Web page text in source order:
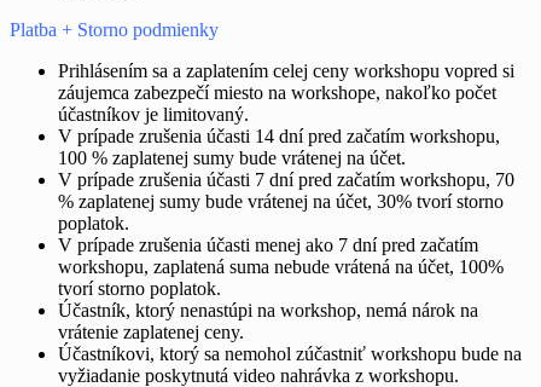
Platba + Storno podmienky
Prihlásením sa a zaplatením celej ceny workshopu vopred si
záujemca zabezpečí miesto na workshope, nakoľko počet
účastníkov je limitovaný.
V prípade zrušenia účasti 14 dní pred začatím workshopu,
100 % zaplatenej sumy bude vrátenej na účet.
V prípade zrušenia účasti 7 dní pred začatím workshopu, 70
% zaplatenej sumy bude vrátenej na účet, 30% tvorí storno
poplatok.
V prípade zrušenia účasti menej ako 7 dní pred začatím
workshopu, zaplatená suma nebude vrátená na účet, 100%
tvorí storno poplatok.
Účastník, ktorý nenastúpi na workshop, nemá nárok na
vrátenie zaplatenej ceny.
Účastníkovi, ktorý sa nemohol zúčastniť workshopu bude na
vyžiadanie poskytnutá video nahrávka z workshopu.